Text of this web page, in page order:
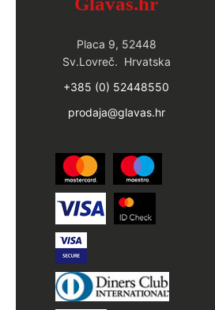
Placa 9, 52448
Sv.Lovreč. Hrvatska
+385 (0) 52448550
prodaja@glavas.hr